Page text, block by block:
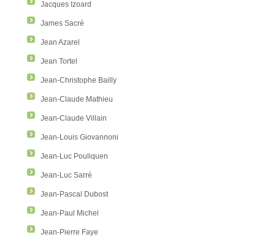
Jacques Izoard
James Sacré
Jean Azarel
Jean Tortel
Jean-Christophe Bailly
Jean-Claude Mathieu
Jean-Claude Villain
Jean-Louis Giovannoni
Jean-Luc Pouliquen
Jean-Luc Sarré
Jean-Pascal Dubost
Jean-Paul Michel
Jean-Pierre Faye